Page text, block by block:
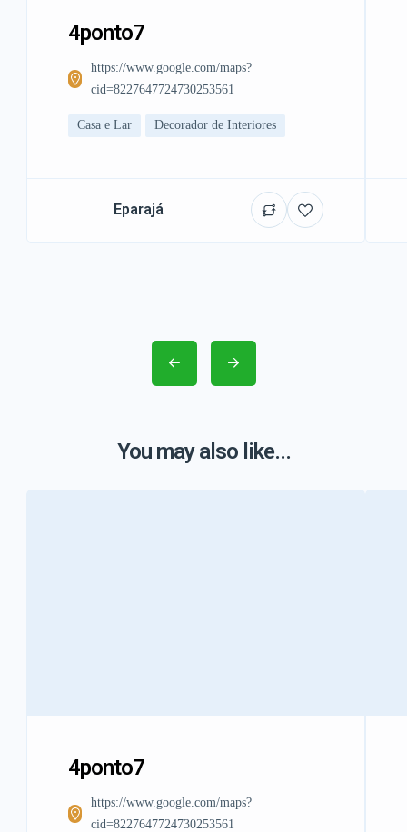
4ponto7
https://www.google.com/maps?
cid=8227647724730253561
Casa e Lar Decorador de Interiores
Eparajá
You may also like...
4ponto7
https://www.google.com/maps?
cid=8227647724730253561